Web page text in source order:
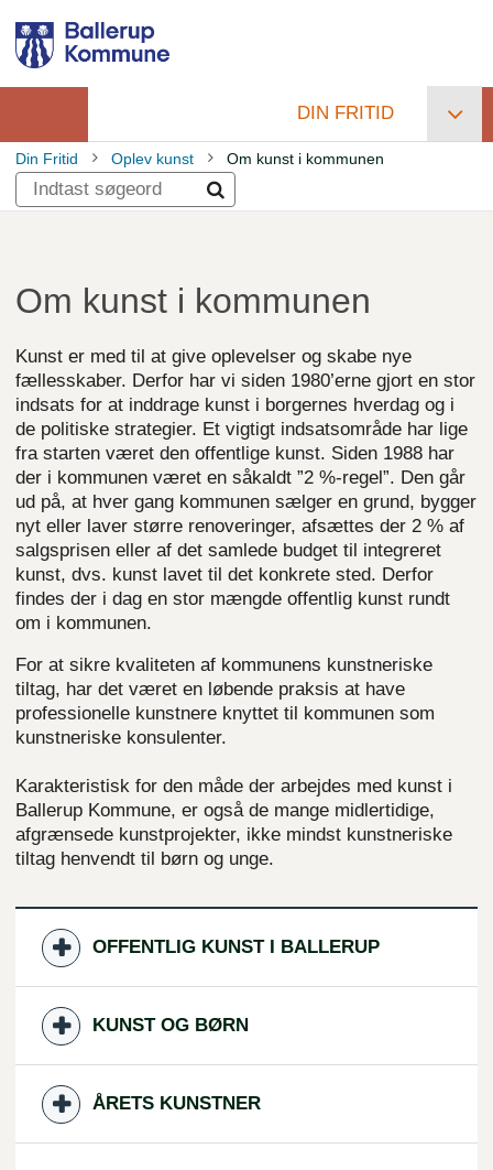
hovedindhold
Primær
navigation
DIN FRITID
Brødkrumme
Din Fritid Oplev kunst Om kunst i kommunen
Om kunst i kommunen
Kunst er med til at give oplevelser og skabe nye
fællesskaber. Derfor har vi siden 1980’erne gjort en stor
indsats for at inddrage kunst i borgernes hverdag og i
de politiske strategier. Et vigtigt indsatsområde har lige
fra starten været den offentlige kunst. Siden 1988 har
der i kommunen været en såkaldt ”2 %-regel”. Den går
ud på, at hver gang kommunen sælger en grund, bygger
nyt eller laver større renoveringer, afsættes der 2 % af
salgsprisen eller af det samlede budget til integreret
kunst, dvs. kunst lavet til det konkrete sted. Derfor
findes der i dag en stor mængde offentlig kunst rundt
om i kommunen.
For at sikre kvaliteten af kommunens kunstneriske
tiltag, har det været en løbende praksis at have
professionelle kunstnere knyttet til kommunen som
kunstneriske konsulenter.
Karakteristisk for den måde der arbejdes med kunst i
Ballerup Kommune, er også de mange midlertidige,
afgrænsede kunstprojekter, ikke mindst kunstneriske
tiltag henvendt til børn og unge.
OFFENTLIG KUNST I BALLERUP
KUNST OG BØRN
ÅRETS KUNSTNER